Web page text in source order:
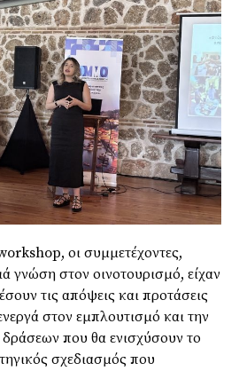
οι συμμετέχοντες,
γνώση στον οινοτουρισμό, είχαν
τις απόψεις και προτάσεις
στον εμπλουτισμό και την
που θα ενισχύσουν το
σχεδιασμός που